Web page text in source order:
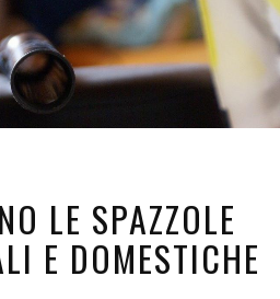
LE SPAZZOLE
E DOMESTICHE